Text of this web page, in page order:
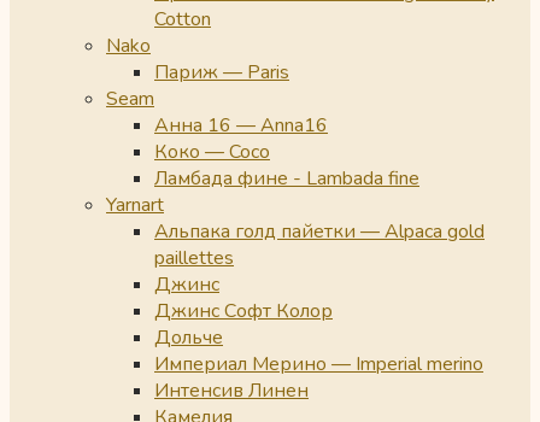
Cotton
Nako
Париж — Paris
Seam
Анна 16 — Anna16
Коко — Coco
Ламбада фине - Lambada fine
Yarnart
Альпака голд пайетки — Alpaca gold
paillettes
Джинс
Джинс Софт Колор
Дольче
Империал Мерино — Imperial merino
Интенсив Линен